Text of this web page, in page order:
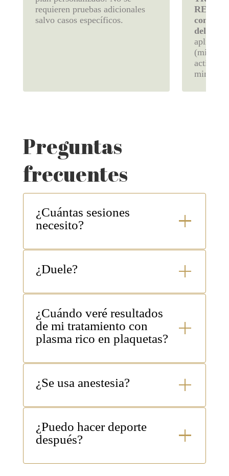
requieren pruebas adicionales
salvo casos específicos.
con
del
aplica
minutos.
Preguntas
frecuentes
¿Cuántas sesiones
necesito?
¿Duele?
¿Cuándo veré resultados
de mi tratamiento con
plasma rico en plaquetas?
¿Se usa anestesia?
crema anestésica
¿Puedo hacer deporte
después?